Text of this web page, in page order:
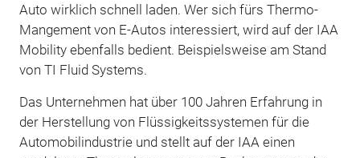
Auto wirklich schnell laden. Wer sich fürs Thermo-
Mangement von E-Autos interessiert, wird auf der IAA
Mobility ebenfalls bedient. Beispielsweise am Stand
von TI Fluid Systems.
Das Unternehmen hat über 100 Jahren Erfahrung in
der Herstellung von Flüssigkeitssystemen für die
Automobilindustrie und stellt auf der IAA einen